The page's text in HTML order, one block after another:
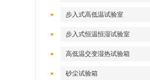
步入式高低温试验室
步入式恒温恒湿试验室
高低温交变湿热试验箱
砂尘试验箱